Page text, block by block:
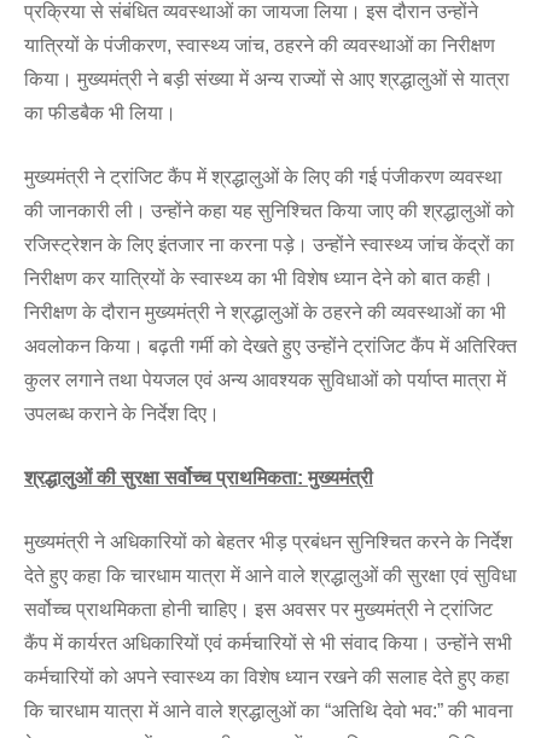
प्रक्रिया से संबंधित व्यवस्थाओं का जायजा लिया। इस दौरान उन्होंने
यात्रियों के पंजीकरण, स्वास्थ्य जांच, ठहरने की व्यवस्थाओं का निरीक्षण
किया। मुख्यमंत्री ने बड़ी संख्या में अन्य राज्यों से आए श्रद्धालुओं से यात्रा
का फीडबैक भी लिया।
मुख्यमंत्री ने ट्रांजिट कैंप में श्रद्धालुओं के लिए की गई पंजीकरण व्यवस्था
की जानकारी ली। उन्होंने कहा यह सुनिश्चित किया जाए की श्रद्धालुओं को
रजिस्ट्रेशन के लिए इंतजार ना करना पड़े। उन्होंने स्वास्थ्य जांच केंद्रों का
निरीक्षण कर यात्रियों के स्वास्थ्य का भी विशेष ध्यान देने को बात कही।
निरीक्षण के दौरान मुख्यमंत्री ने श्रद्धालुओं के ठहरने की व्यवस्थाओं का भी
अवलोकन किया। बढ़ती गर्मी को देखते हुए उन्होंने ट्रांजिट कैंप में अतिरिक्त
कुलर लगाने तथा पेयजल एवं अन्य आवश्यक सुविधाओं को पर्याप्त मात्रा में
उपलब्ध कराने के निर्देश दिए।
श्रद्धालुओं की सुरक्षा सर्वोच्च प्राथमिकता: मुख्यमंत्री
मुख्यमंत्री ने अधिकारियों को बेहतर भीड़ प्रबंधन सुनिश्चित करने के निर्देश
देते हुए कहा कि चारधाम यात्रा में आने वाले श्रद्धालुओं की सुरक्षा एवं सुविधा
सर्वोच्च प्राथमिकता होनी चाहिए। इस अवसर पर मुख्यमंत्री ने ट्रांजिट
कैंप में कार्यरत अधिकारियों एवं कर्मचारियों से भी संवाद किया। उन्होंने सभी
कर्मचारियों को अपने स्वास्थ्य का विशेष ध्यान रखने की सलाह देते हुए कहा
कि चारधाम यात्रा में आने वाले श्रद्धालुओं का “अतिथि देवो भव:” की भावना